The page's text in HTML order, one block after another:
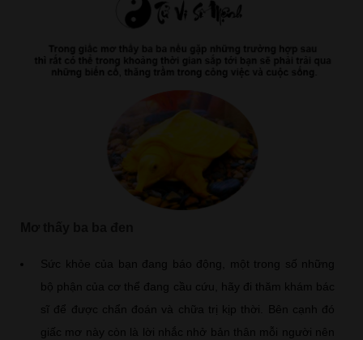
Sức khỏe của bạn đang báo động, một trong số những
bộ phận của cơ thể đang cầu cứu, hãy đi thăm khám bác
sĩ để được chẩn đoán và chữa trị kịp thời. Bên cạnh đó
giấc mơ này còn là lời nhắc nhở bản thân mỗi người nên